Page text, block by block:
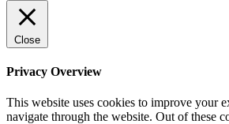
Close
Privacy Overview
This website uses cookies to improve your
navigate through the website. Out of these